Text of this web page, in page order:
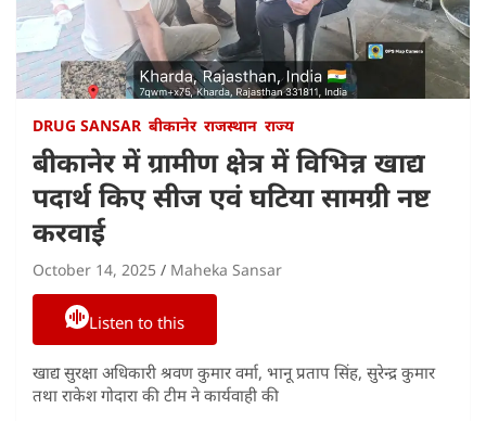
DRUG SANSAR बीकानेर राजस्थान राज्य
बीकानेर में ग्रामीण क्षेत्र में विभिन्न खाद्य
पदार्थ किए सीज एवं घटिया सामग्री नष्ट
करवाई
October 14, 2025 Maheka Sansar
Listen to this
खाद्य सुरक्षा अधिकारी श्रवण कुमार वर्मा, भानू प्रताप सिंह, सुरेन्द्र कुमार
तथा राकेश गोदारा की टीम ने कार्यवाही की